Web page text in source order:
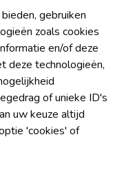
gebruiken
zoals cookies
en/of deze
deze technologieën,
of unieke ID's
uw keuze altijd
'cookies' of
financièrement
0755330288
vis AXA Belgium
rue du